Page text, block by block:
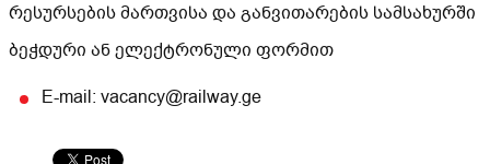
რესურსების მართვისა და განვითარების სამსახურში
ბეჭდური ან ელექტრონული ფორმით
E-mail: vacancy@railway.ge